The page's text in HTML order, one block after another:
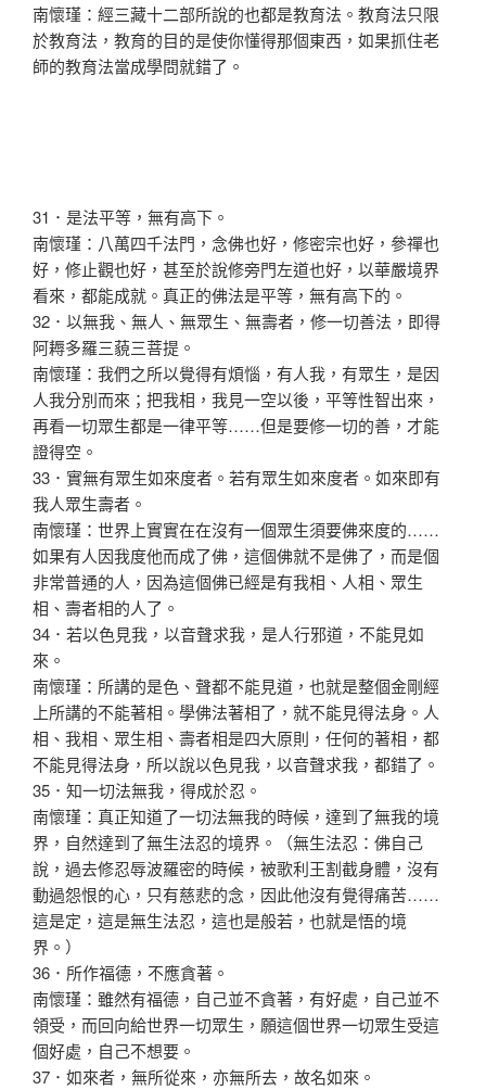
南懷瑾：經三藏十二部所說的也都是教育法。教育法只限
於教育法，教育的目的是使你懂得那個東西，如果抓住老
師的教育法當成學問就錯了。
31．是法平等，無有高下。
南懷瑾：八萬四千法門，念佛也好，修密宗也好，參禪也
好，修止觀也好，甚至於說修旁門左道也好，以華嚴境界
看來，都能成就。真正的佛法是平等，無有高下的。
32．以無我、無人、無眾生、無壽者，修一切善法，即得
阿耨多羅三藐三菩提。
南懷瑾：我們之所以覺得有煩惱，有人我，有眾生，是因
人我分別而來；把我相，我見一空以後，平等性智出來，
再看一切眾生都是一律平等……但是要修一切的善，才能
證得空。
33．實無有眾生如來度者。若有眾生如來度者。如來即有
我人眾生壽者。
南懷瑾：世界上實實在在沒有一個眾生須要佛來度的……
如果有人因我度他而成了佛，這個佛就不是佛了，而是個
非常普通的人，因為這個佛已經是有我相、人相、眾生
相、壽者相的人了。
34．若以色見我，以音聲求我，是人行邪道，不能見如
來。
南懷瑾：所講的是色、聲都不能見道，也就是整個金剛經
上所講的不能著相。學佛法著相了，就不能見得法身。人
相、我相、眾生相、壽者相是四大原則，任何的著相，都
不能見得法身，所以說以色見我，以音聲求我，都錯了。
35．知一切法無我，得成於忍。
南懷瑾：真正知道了一切法無我的時候，達到了無我的境
界，自然達到了無生法忍的境界。（無生法忍：佛自己
說，過去修忍辱波羅密的時候，被歌利王割截身體，沒有
動過怨恨的心，只有慈悲的念，因此他沒有覺得痛苦……
這是定，這是無生法忍，這也是般若，也就是悟的境
界。）
36．所作福德，不應貪著。
南懷瑾：雖然有福德，自己並不貪著，有好處，自己並不
領受，而回向給世界一切眾生，願這個世界一切眾生受這
個好處，自己不想要。
37．如來者，無所從來，亦無所去，故名如來。